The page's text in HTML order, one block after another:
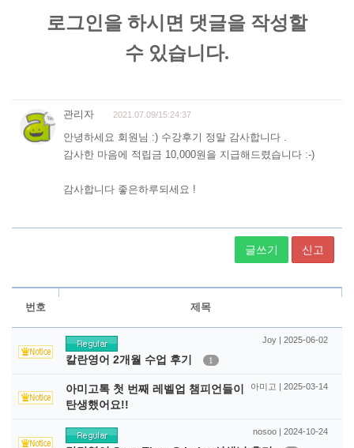
글쓰기 신고